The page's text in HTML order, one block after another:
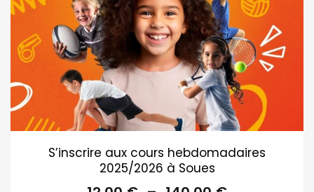
S’inscrire aux cours hebdomadaires
2025/2026 à Soues